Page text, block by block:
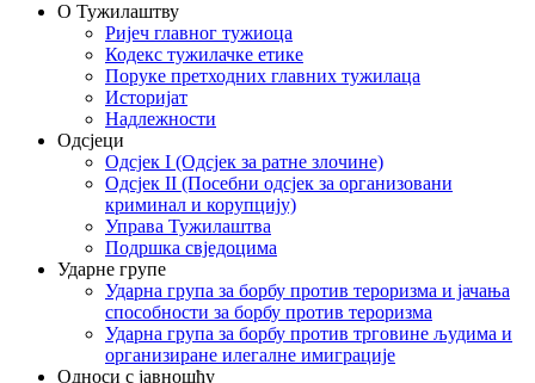
О Тужилаштву
Ријеч главног тужиоца
Кодекс тужилачке етике
Поруке претходних главних тужилаца
Историјат
Надлежности
Одсјеци
Одсјек I (Одсјек за ратне злочине)
Одсјек II (Посебни одсјек за организовани
криминал и корупцију)
Управа Тужилаштва
Подршка свједоцима
Ударне групе
Ударна група за борбу против тероризма и јачања
способности за борбу против тероризма
Ударна група за борбу против трговине људима и
организиране илегалне имиграције
Односи с јавношћу